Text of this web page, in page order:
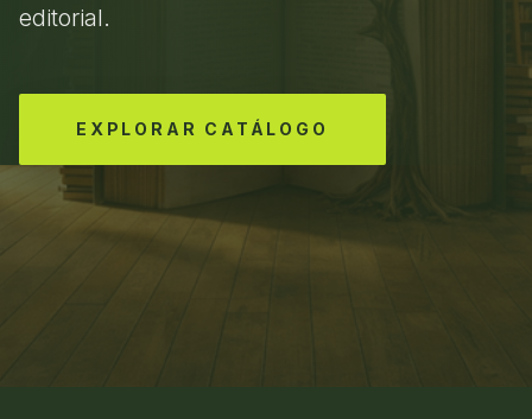
editorial.
EXPLORAR CATÁLOGO